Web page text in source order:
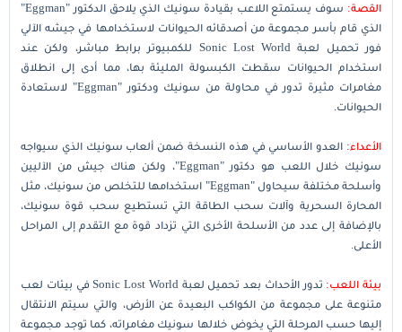
القصة:
سوف يستمتع اللاعب بقيادة سونيك الذي يلاحق الدكتور "Eggman"
الذي قام بأسر مجموعة من أصدقائه الحيوانات لاستخدامها في جيشه الآلي
فور تحميل لعبة Sonic Lost World للكمبيوتر برابط مباشر، ولكن عند
استخدام الحيوانات سقطت الكبسولة المليئة بها، مما أدى إلى انطلاق
مغامرات مثيرة تدور في محاولة من سونيك ودكتور "Eggman" لاستعادة
الحيوانات.
الأعداء: العدو الأساسي في هذه النسخة ضمن ألعاب سونيك الذي سيواجه
سونيك خلال اللعب هو دكتور "Eggman"، ولكن هناك جيش من الآليين
وأسلحة مختلفة سيحاول "Eggman" استخدامها للتخلص من سونيك، مثل
المحارة السحرية وآلات سحب الطاقة التي تستطيع سحب قوة سونيك،
بالإضافة إلى عدد من الأسلحة الأخرى التي تزداد قوة مع التقدم إلى المراحل
الأعلى.
بيئة اللعب:
تدور الأحداث بعد تحميل لعبة Sonic Lost World في بيئات لعب
متنوعة على مجموعة من الكواكب البعيدة عن الأرض، والتي سيتم الانتقال
إليها حسب المرحلة التي يخوض خلالها سونيك مغامراته، كما توجد مجموعة